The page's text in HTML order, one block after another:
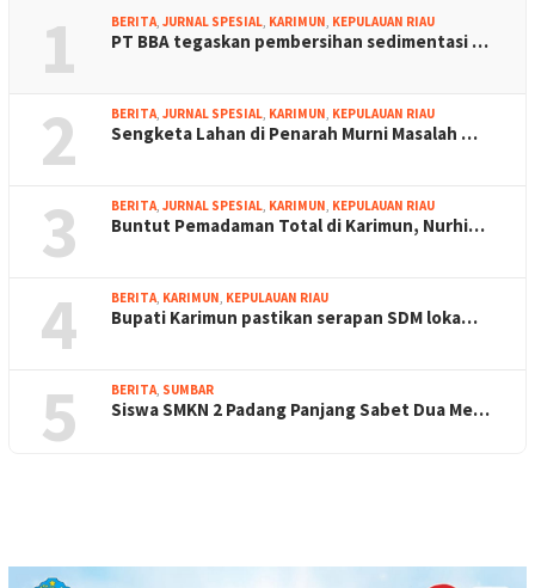
1 BERITA JURNAL SPESIAL KARIMUN KEPULAUAN RIAU
PT BBA tegaskan pembersihan sedimentasi …
2 BERITA JURNAL SPESIAL KARIMUN KEPULAUAN RIAU
Sengketa Lahan di Penarah Murni Masalah …
3 BERITA JURNAL SPESIAL KARIMUN KEPULAUAN RIAU
Buntut Pemadaman Total di Karimun, Nurhi…
4 BERITA KARIMUN KEPULAUAN RIAU
Bupati Karimun pastikan serapan SDM loka…
5 BERITA SUMBAR
Siswa SMKN 2 Padang Panjang Sabet Dua Me…